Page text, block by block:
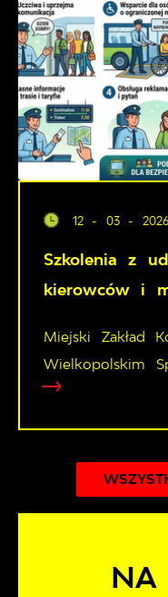
12 - 03 - 2026
Szkolenia z
kierowców i
Miejski Zakład
Wielkopolskim
NA